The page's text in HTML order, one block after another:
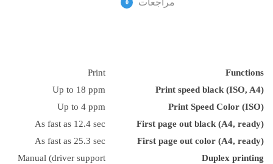
مراجعات
0
Functions
Print
Print speed black (ISO, A4)
Up to 18 ppm
Print Speed Color (ISO)
Up to 4 ppm
First page out black (A4, ready)
As fast as 12.4 sec
First page out color (A4, ready)
As fast as 25.3 sec
Duplex printing
Manual (driver support